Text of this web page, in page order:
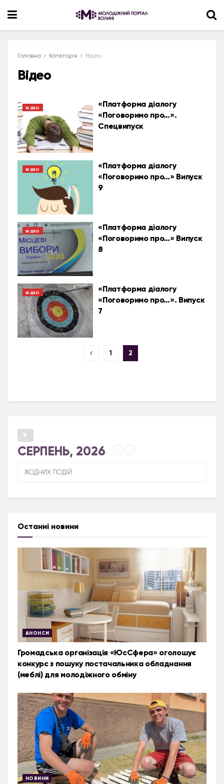
Головна Категорія Відео
Відео
ВІДЕО
«Платформа діалогу
«Поговоримо про…».
Спецвипуск
ВІДЕО
«Платформа діалогу
«Поговоримо про…» Випуск
9
ВІДЕО
«Платформа діалогу
«Поговоримо про…» Випуск
8
ВІДЕО
«Платформа діалогу
«Поговоримо про…». Випуск
7
1 2
СЕРПЕНЬ, 2026
ЖОДНИХ ПОДІЙ
Останні новини
АНОНСИ
Громадська організація «ЮсСфера» оголошує
конкурс з пошуку постачальника обладнання
(меблі) для молодіжного обміну
НОВИНИ